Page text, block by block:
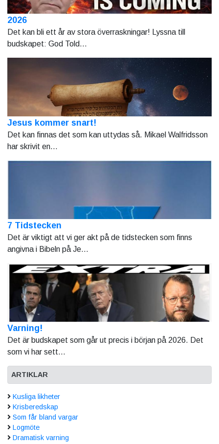
2026
Det kan bli ett år av stora överraskningar! Lyssna till
budskapet: God Told...
Jesus kommer snart!
Det kan finnas det som kan uttydas så. Mikael Walfridsson
har skrivit en...
7 Tidstecken
Det är viktigt att vi ger akt på de tidstecken som finns
angivna i Bibeln på Je...
Varning!
Det är budskapet som går ut precis i början på 2026. Det
som vi har sett...
ARTIKLAR
Kusliga likheter
Krisberedskap
Som får bland vargar
Logmöte
Dramatisk varning